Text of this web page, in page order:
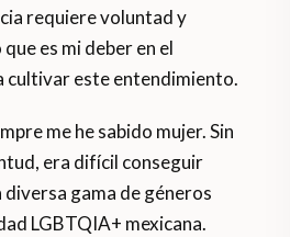
requiere voluntad y
es mi deber en el
cultivar este entendimiento.
me he sabido mujer. Sin
era difícil conseguir
gama de géneros
LGBTQIA+ mexicana.